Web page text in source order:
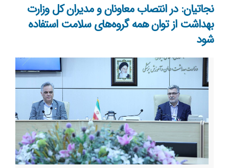
نجاتیان: در انتصاب معاونان و مدیران کل وزارت
بهداشت از توان همه گروه‌های سلامت استفاده
شود